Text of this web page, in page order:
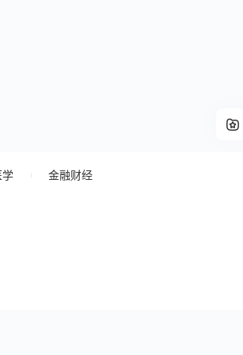
学 金融财经